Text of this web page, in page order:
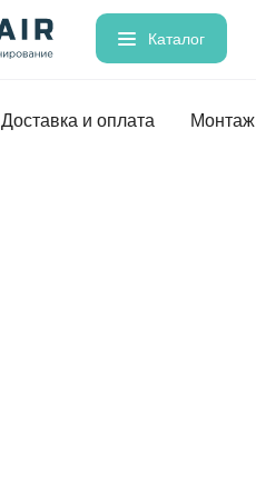
Каталог
Доставка и оплата Монтаж